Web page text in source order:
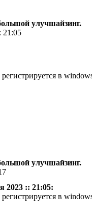
улучшайзинг.
21:05
в
улучшайзинг.
2023 :: 21:05:
в